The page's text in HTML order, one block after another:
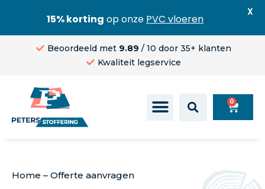
Beoordeeld met 9.89 / 10 door 35+ klanten
Kwaliteit legservice
0
Home – Offerte aanvragen
15% korting op onze PVC vloeren
X